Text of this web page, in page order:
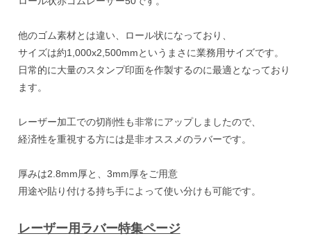
他のゴム素材とは違い、ロール状になっており、
サイズは約1,000x2,500mmというまさに業務用サイズです。
日常的に大量のスタンプ印面を作製するのに最適となっており
ます。
レーザー加工での切削性も非常にアップしましたので、
経済性を重視する方には是非オススメのラバーです。
厚みは2.8mm厚と、3mm厚をご用意
用途や貼り付ける持ち手によって使い分けも可能です。
レーザー用ラバー特集ページ